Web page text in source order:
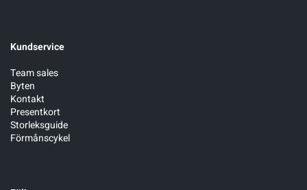
Kundservice
Team sales
Byten
Kontakt
Presentkort
Storleksguide
Förmånscykel